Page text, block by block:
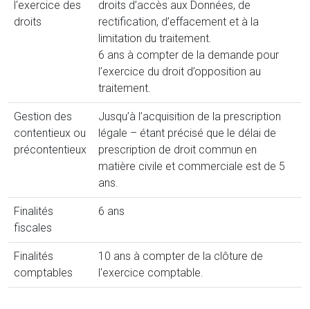
l'exercice des
droits
droits d’accès aux Données, de
rectification, d’effacement et à la
limitation du traitement.
6 ans à compter de la demande pour
l’exercice du droit d’opposition au
traitement.
Gestion des
contentieux ou
précontentieux
Jusqu’à l’acquisition de la prescription
légale – étant précisé que le délai de
prescription de droit commun en
matière civile et commerciale est de 5
ans.
Finalités
fiscales
6 ans
Finalités
comptables
10 ans à compter de la clôture de
l'exercice comptable.